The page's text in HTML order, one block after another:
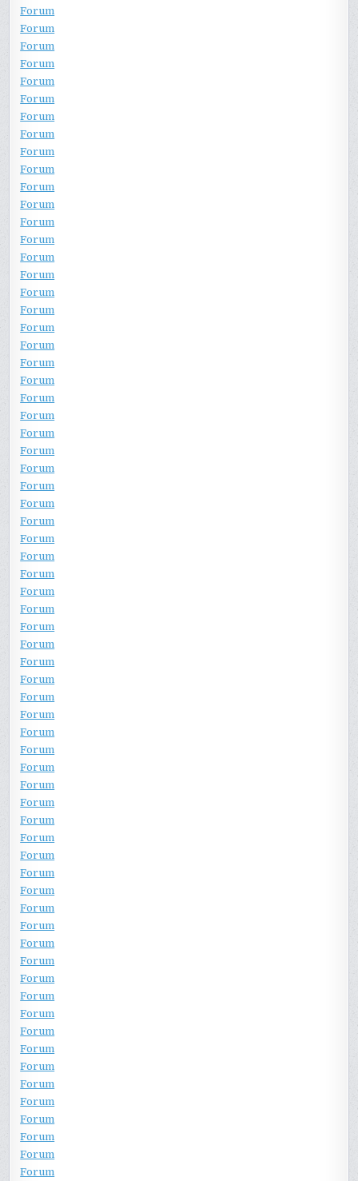
Forum
Forum
Forum
Forum
Forum
Forum
Forum
Forum
Forum
Forum
Forum
Forum
Forum
Forum
Forum
Forum
Forum
Forum
Forum
Forum
Forum
Forum
Forum
Forum
Forum
Forum
Forum
Forum
Forum
Forum
Forum
Forum
Forum
Forum
Forum
Forum
Forum
Forum
Forum
Forum
Forum
Forum
Forum
Forum
Forum
Forum
Forum
Forum
Forum
Forum
Forum
Forum
Forum
Forum
Forum
Forum
Forum
Forum
Forum
Forum
Forum
Forum
Forum
Forum
Forum
Forum
Forum